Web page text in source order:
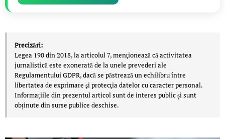
Precizări:
Legea 190 din 2018, la articolul 7, menţionează că activitatea
jurnalistică este exonerată de la unele prevederi ale
Regulamentului GDPR, dacă se păstrează un echilibru între
libertatea de exprimare şi protecţia datelor cu caracter personal.
Informațiile din prezentul articol sunt de interes public și sunt
obținute din surse publice deschise.